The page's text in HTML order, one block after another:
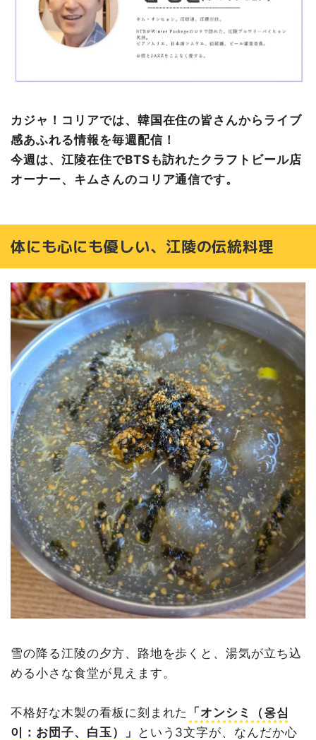
カジャ！コリアでは、韓国在住の皆さんからライブ
感あふれる情報を毎週配信！
今週は、江陵在住でBTSも訪れたクラフトビール店
オーナー、キムさんのコリア通信です。
体にも心にも優しい、江陵の伝統料理
雪の降る江陵の夕方、路地を歩くと、湯気が立ち込
める小さな食堂が見えます。
不格好な木製の看板に刻まれた
「オンシミ（옹심
이：お団子、白玉）」
という3文字が、なんだか心